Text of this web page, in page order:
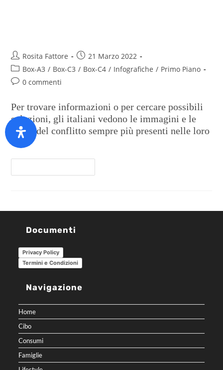
Rosita Fattore
21 Marzo 2022
Box-A3 / Box-C3 / Box-C4 / Infografiche / Primo Piano
0 commenti
Per trovare informazioni o per cercare possibili
soluzioni, gli italiani vedono le immagini e le
storie del conflitto sempre più presenti nelle loro
vite
Documenti
Privacy Policy
Termini e Condizioni
Navigazione
Home
Cibo
Consumi
Famiglie